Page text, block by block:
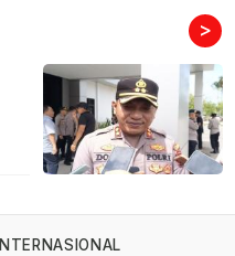
>
INTERNASIONAL